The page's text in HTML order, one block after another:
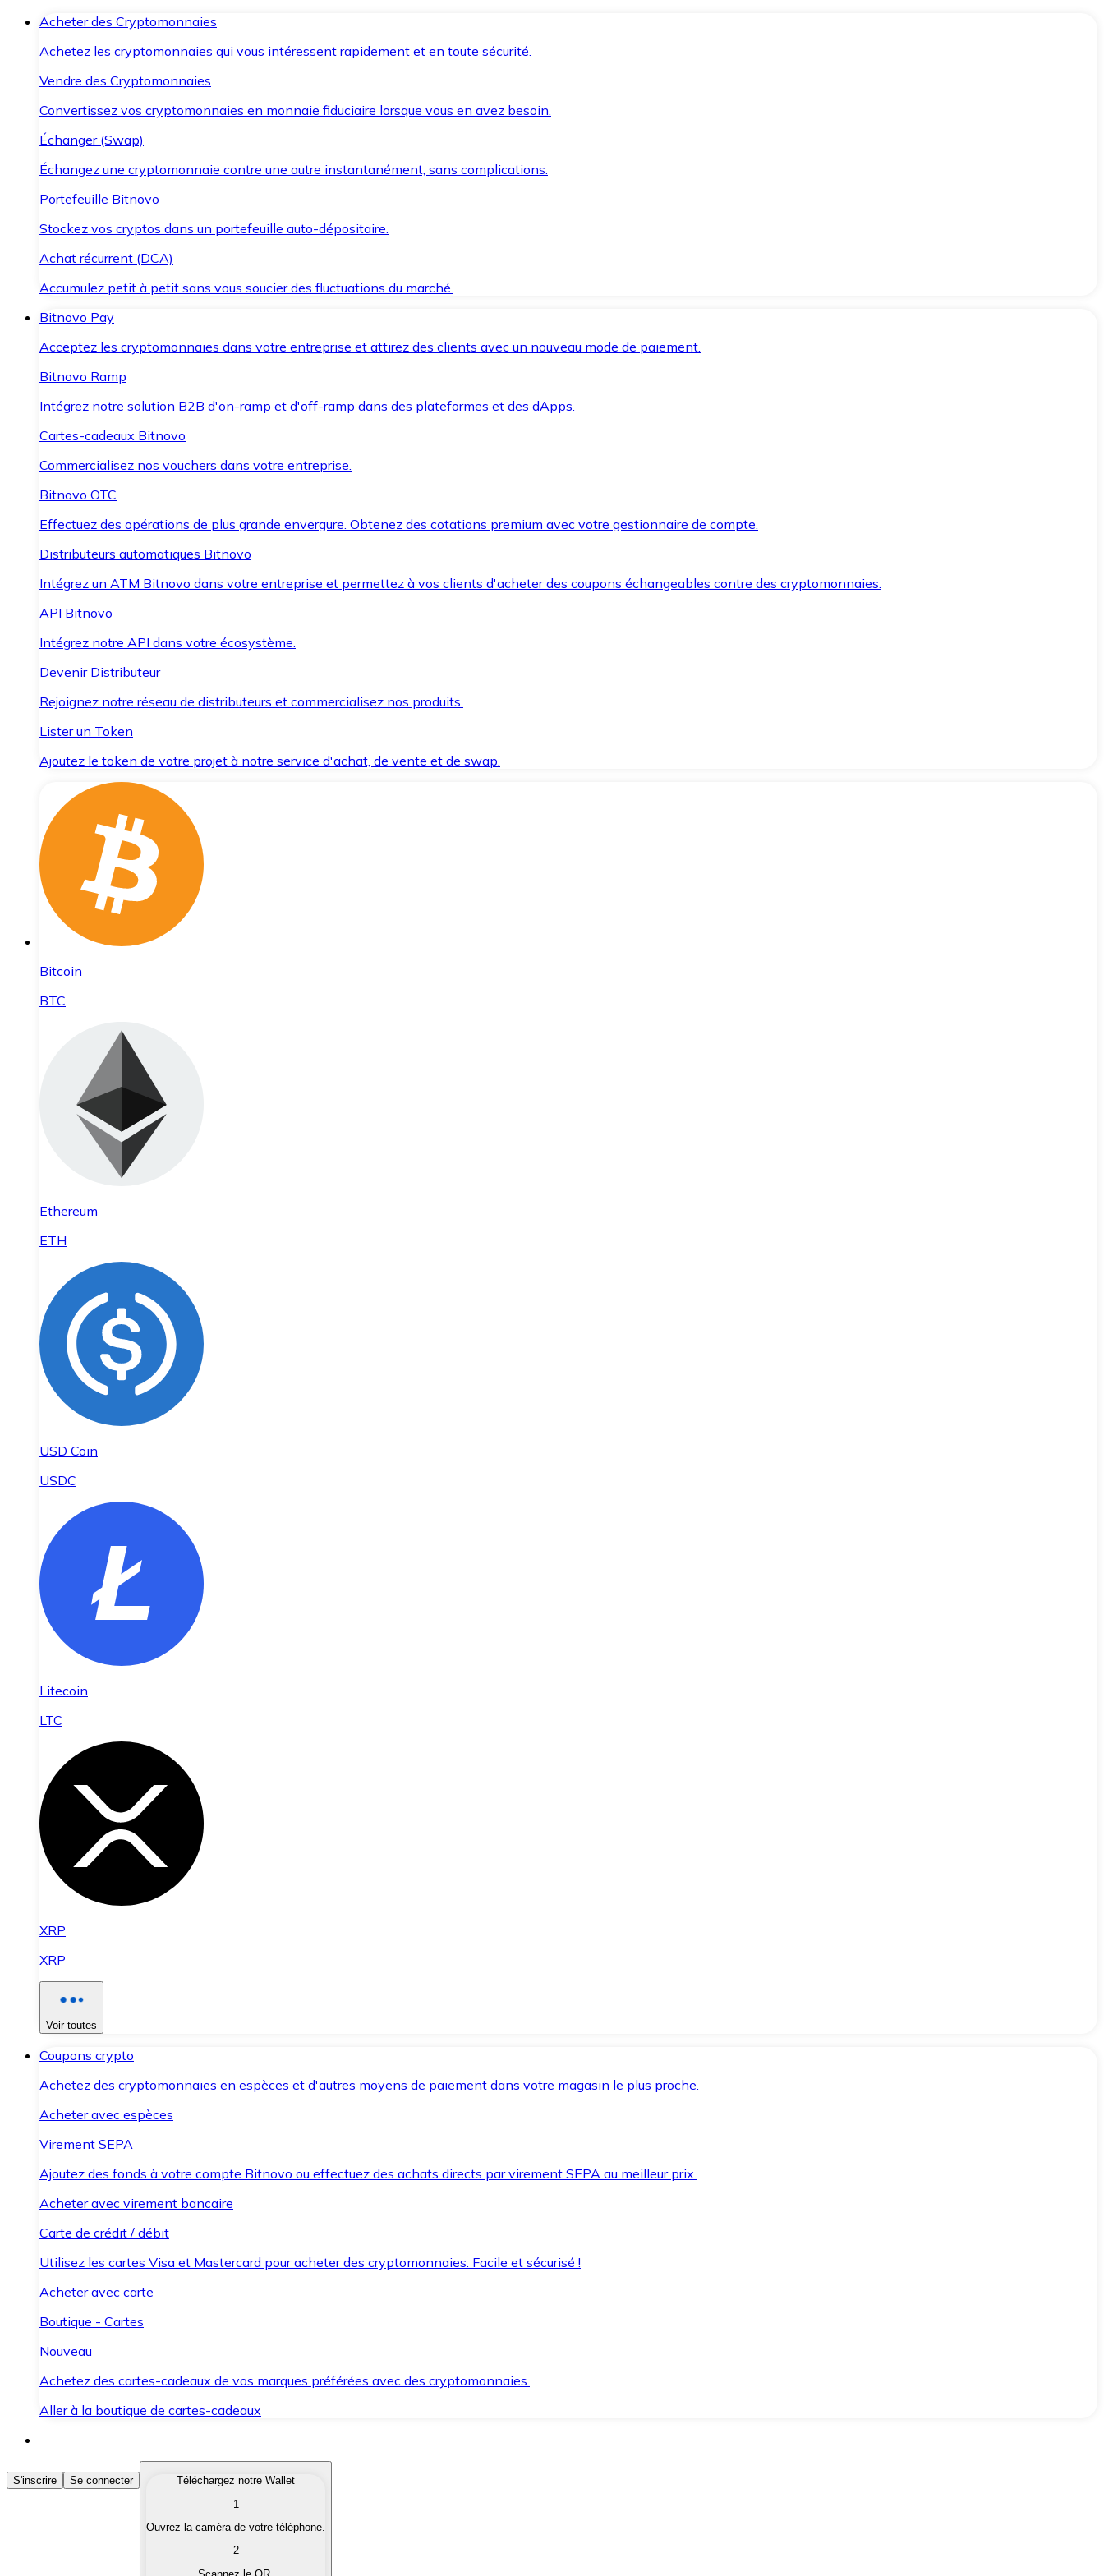
Acheter des Cryptomonnaies
Achetez les cryptomonnaies qui vous intéressent rapidement et en toute sécurité.
Vendre des Cryptomonnaies
Convertissez vos cryptomonnaies en monnaie fiduciaire lorsque vous en avez besoin.
Échanger (Swap)
Échangez une cryptomonnaie contre une autre instantanément, sans complications.
Portefeuille Bitnovo
Stockez vos cryptos dans un portefeuille auto-dépositaire.
Achat récurrent (DCA)
Accumulez petit à petit sans vous soucier des fluctuations du marché.
Bitnovo Pay
Acceptez les cryptomonnaies dans votre entreprise et attirez des clients avec un nouveau mode de paiement.
Bitnovo Ramp
Intégrez notre solution B2B d'on-ramp et d'off-ramp dans des plateformes et des dApps.
Cartes-cadeaux Bitnovo
Commercialisez nos vouchers dans votre entreprise.
Bitnovo OTC
Effectuez des opérations de plus grande envergure. Obtenez des cotations premium avec votre gestionnaire de compte.
Distributeurs automatiques Bitnovo
Intégrez un ATM Bitnovo dans votre entreprise et permettez à vos clients d'acheter des coupons échangeables contre des cryptomonnaies.
API Bitnovo
Intégrez notre API dans votre écosystème.
Devenir Distributeur
Rejoignez notre réseau de distributeurs et commercialisez nos produits.
Lister un Token
Ajoutez le token de votre projet à notre service d'achat, de vente et de swap.
Bitcoin
BTC
Ethereum
ETH
USD Coin
USDC
Litecoin
LTC
XRP
XRP
Voir toutes
Coupons crypto
Achetez des cryptomonnaies en espèces et d'autres moyens de paiement dans votre magasin le plus proche.
Acheter avec espèces
Virement SEPA
Ajoutez des fonds à votre compte Bitnovo ou effectuez des achats directs par virement SEPA au meilleur prix.
Acheter avec virement bancaire
Carte de crédit / débit
Utilisez les cartes Visa et Mastercard pour acheter des cryptomonnaies. Facile et sécurisé !
Acheter avec carte
Boutique - Cartes
Nouveau
Achetez des cartes-cadeaux de vos marques préférées avec des cryptomonnaies.
Aller à la boutique de cartes-cadeaux
Acheter des Cryptomonnaies
Achetez les cryptomonnaies qui vous intéressent rapidement et en toute sécurité.
Convertissez vos cryptomonnaies en monnaie fiduciaire lorsque vous en avez besoin.
S'inscrire Se connecter
Téléchargez notre Wallet
1
Ouvrez la caméra de votre téléphone.
2